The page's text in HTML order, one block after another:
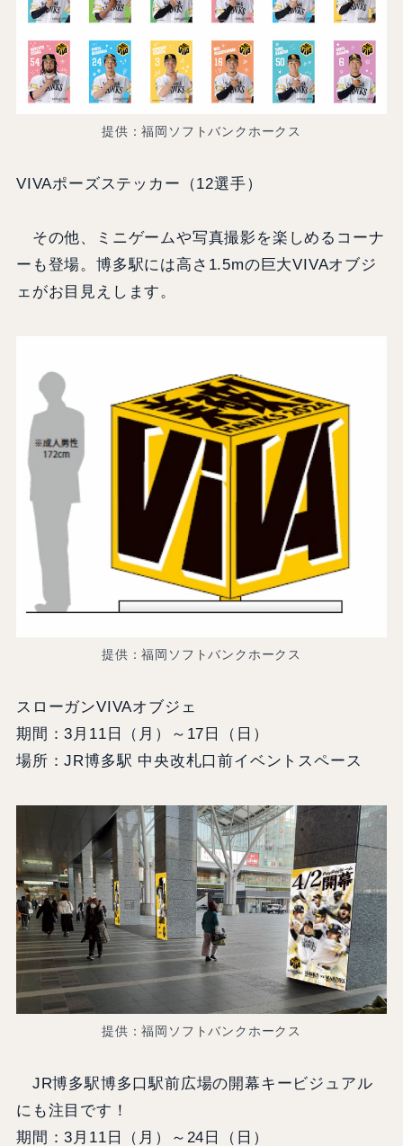
提供：福岡ソフトバンクホークス
VIVAポーズステッカー（12選手）
その他、ミニゲームや写真撮影を楽しめるコーナ
ーも登場。博多駅には高さ1.5mの巨大VIVAオブジ
ェがお目見えします。
提供：福岡ソフトバンクホークス
スローガンVIVAオブジェ
期間：3月11日（月）～17日（日）
場所：JR博多駅 中央改札口前イベントスペース
提供：福岡ソフトバンクホークス
JR博多駅博多口駅前広場の開幕キービジュアル
にも注目です！
期間：3月11日（月）～24日（日）